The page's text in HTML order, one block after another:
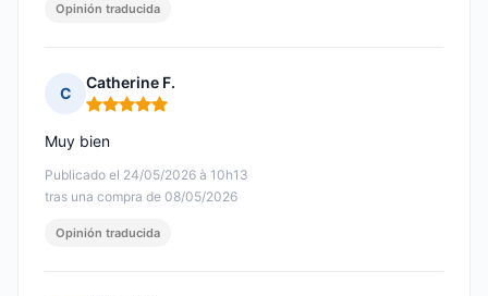
Opinión traducida
C
Catherine F.
Nota: 5 de 5
Publicado el 24/05/2026 à 10h13
tras una compra de 08/05/2026
Muy bien
Opinión traducida